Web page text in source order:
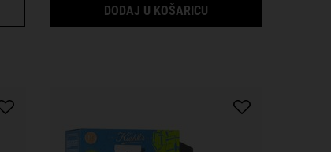
ULTRA HYDRATING HITS POKLON SET
DODAJ U KOŠARICU